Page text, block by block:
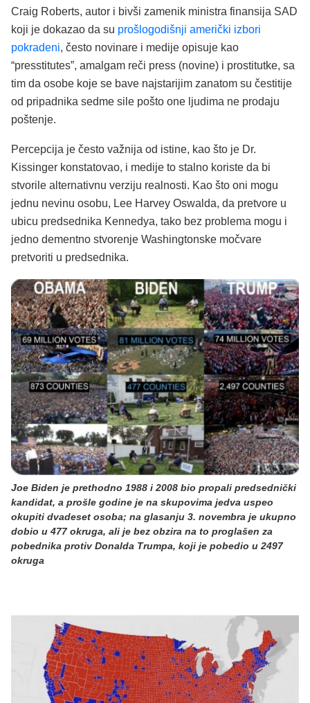
Craig Roberts, autor i bivši zamenik ministra finansija SAD
koji je dokazao da su prošlogodišnji američki izbori
pokradeni, često novinare i medije opisuje kao
“presstitutes”, amalgam reči press (novine) i prostitutke, sa
tim da osobe koje se bave najstarijim zanatom su čestitije
od pripadnika sedme sile pošto one ljudima ne prodaju
poštenje.
Percepcija je često važnija od istine, kao što je Dr.
Kissinger konstatovao, i medije to stalno koriste da bi
stvorile alternativnu verziju realnosti. Kao što oni mogu
jednu nevinu osobu, Lee Harvey Oswalda, da pretvore u
ubicu predsednika Kennedya, tako bez problema mogu i
jedno dementno stvorenje Washingtonske močvare
pretvoriti u predsednika.
Joe Biden je prethodno 1988 i 2008 bio propali predsednički
kandidat, a prošle godine je na skupovima jedva uspeo
okupiti dvadeset osoba; na glasanju 3. novembra je ukupno
dobio u 477 okruga, ali je bez obzira na to proglašen za
pobednika protiv Donalda Trumpa, koji je pobedio u 2497
okruga